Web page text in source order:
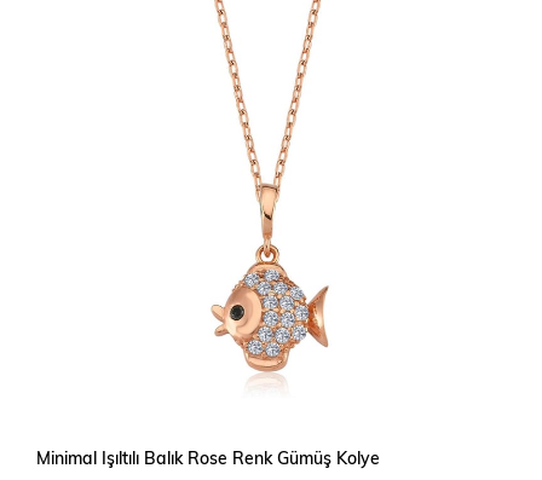
Minimal Işıltılı Balık Rose Renk Gümüş Kolye